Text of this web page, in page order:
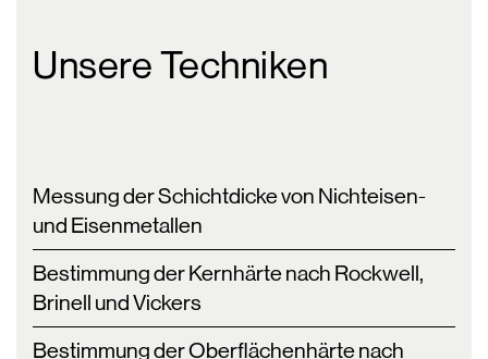
Unsere Techniken
Messung der Schichtdicke von Nichteisen-
und Eisenmetallen
Bestimmung der Kernhärte nach Rockwell,
Brinell und Vickers
Bestimmung der Oberflächenhärte nach